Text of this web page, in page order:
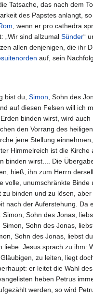
Tatsache, das nach dem
des Papstes anlangt,
, wenn er pro cathedra
„Wir sind allzumal Sünder“
allen denjenigen, die ihr
auf, sein
bist du, Simon, Sohn des
auf diesen Felsen will ich
binden wirst, wird
den Vorrang des
jene Stellung
Himmelreich ist die
binden wirst.... Die
hieß, ihn zum Herrn
unumschränkte
binden und zu lösen,
der Auferstehung. Da
Sohn des Jonas,
Sohn des Jonas,
Sohn des Jonas, liebst
Jesus sprach zu ihm:
zu leiten, liegt
er leitet die Wahl des
heben Petrus
werden, so wird